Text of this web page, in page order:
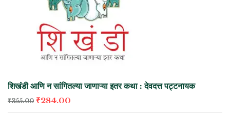
शिखंडी आणि न सांगितल्या जाणाऱ्या इतर कथा : देवदत्त पट्टनायक
₹355.00 ₹284.00